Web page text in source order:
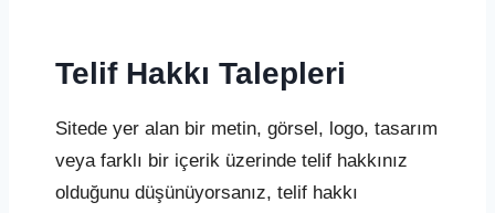
Telif Hakkı Talepleri
Sitede yer alan bir metin, görsel, logo, tasarım
veya farklı bir içerik üzerinde telif hakkınız
olduğunu düşünüyorsanız, telif hakkı